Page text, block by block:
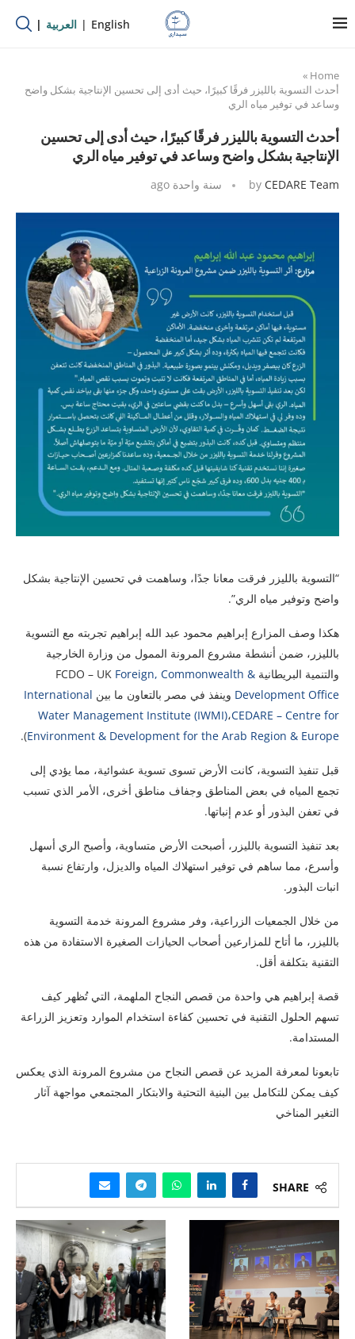
English العربية
Home
»
أحدث التسوية بالليزر فرقًا كبيرًا، حيث أدى إلى تحسين الإنتاجية بشكل واضح
وساعد في توفير مياه الري
أحدث التسوية بالليزر فرقًا كبيرًا، حيث أدى إلى تحسين
الإنتاجية بشكل واضح وساعد في توفير مياه الري
by CEDARE Team سنة واحدة ago
“التسوية بالليزر فرقت معانا جدًا، وساهمت في تحسين الإنتاجية بشكل
واضح وتوفير مياه الري”.
هكذا وصف المزارع إبراهيم محمود عبد الله إبراهيم تجربته مع التسوية
بالليزر، ضمن أنشطة مشروع المرونة الممول من وزارة الخارجية
والتنمية البريطانية FCDO – UK Foreign, Commonwealth &
Development Office وينفذ في مصر بالتعاون ما بين International
Water Management Institute (IWMI)،CEDARE – Centre for
Environment & Development for the Arab Region & Europe
).
قبل تنفيذ التسوية، كانت الأرض تسوى تسوية عشوائية، مما يؤدي إلى
تجمع المياه في بعض المناطق وجفاف مناطق أخرى، الأمر الذي تسبب
في تعفن البذور أو عدم إنباتها.
بعد تنفيذ التسوية بالليزر، أصبحت الأرض متساوية، وأصبح الري أسهل
وأسرع، مما ساهم في توفير استهلاك المياه والديزل، وارتفاع نسبة
انبات البذور.
من خلال الجمعيات الزراعية، وفر مشروع المرونة خدمة التسوية
بالليزر، ما أتاح للمزارعين أصحاب الحيازات الصغيرة الاستفادة من هذه
التقنية بتكلفة أقل.
قصة إبراهيم هي واحدة من قصص النجاح الملهمة، التي تُظهر كيف
تسهم الحلول التقنية في تحسين كفاءة استخدام الموارد وتعزيز الزراعة
المستدامة.
تابعونا لمعرفة المزيد عن قصص النجاح من مشروع المرونة الذي يعكس
كيف يمكن للتكامل بين البنية التحتية والابتكار المجتمعي مواجهة آثار
التغير المناخي
SHARE